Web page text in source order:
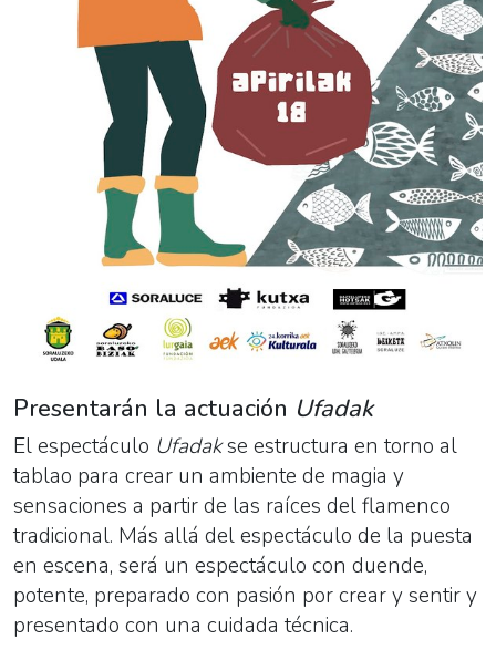
Presentarán la actuación Ufadak
El espectáculo Ufadakse estructura en torno al
tablao para crear un ambiente de magia y
sensaciones a partir de las raíces del flamenco
tradicional. Más allá del espectáculo de la puesta
en escena, será un espectáculo con duende,
potente, preparado con pasión por crear y sentir y
presentado con una cuidada técnica.